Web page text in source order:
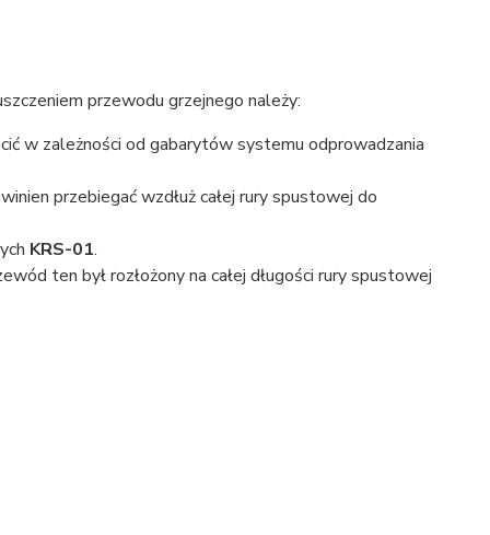
przewodu grzejnego należy:
w zależności od gabarytów systemu odprowadzania
przebiegać wzdłuż całej rury spustowej do
KRS-01.
ten był rozłożony na całej długości rury spustowej